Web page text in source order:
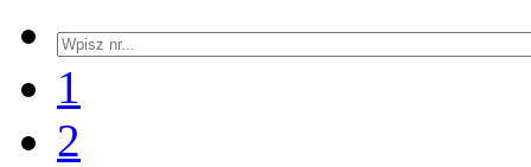
1
2